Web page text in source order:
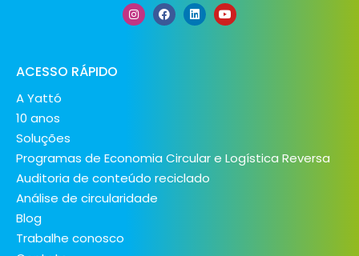
ACESSO RÁPIDO
A Yattó
10 anos
Soluções
Programas de Economia Circular e Logística Reversa
Auditoria de conteúdo reciclado
Análise de circularidade
Blog
Trabalhe conosco